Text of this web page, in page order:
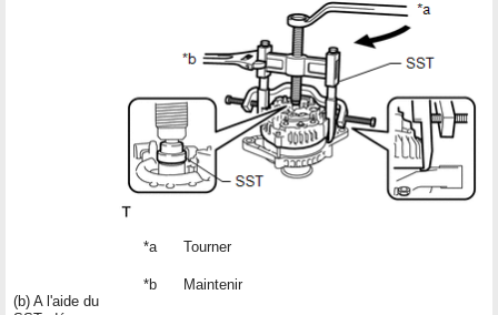
(b) A l'aide du
*a Tourner
*b Maintenir